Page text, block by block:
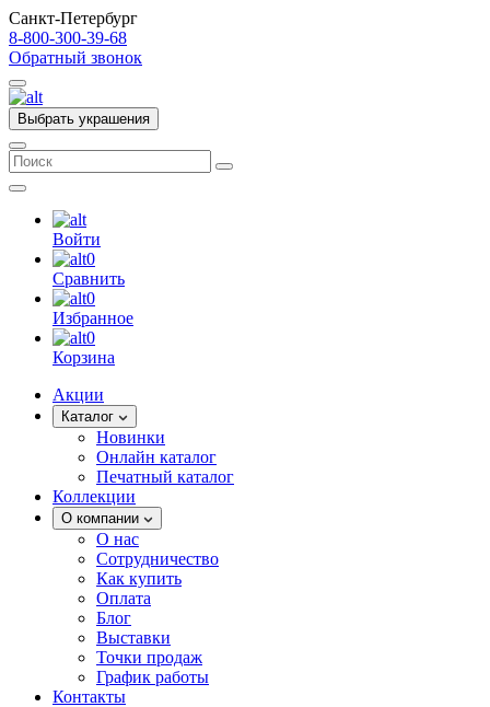
Санкт-Петербург
8-800-300-39-68
Обратный звонок
Выбрать украшения
Войти
0
Сравнить
0
Избранное
0
Корзина
Акции
Каталог
Новинки
Онлайн каталог
Печатный каталог
Коллекции
О компании
О нас
Сотрудничество
Как купить
Оплата
Блог
Выставки
Точки продаж
График работы
Контакты